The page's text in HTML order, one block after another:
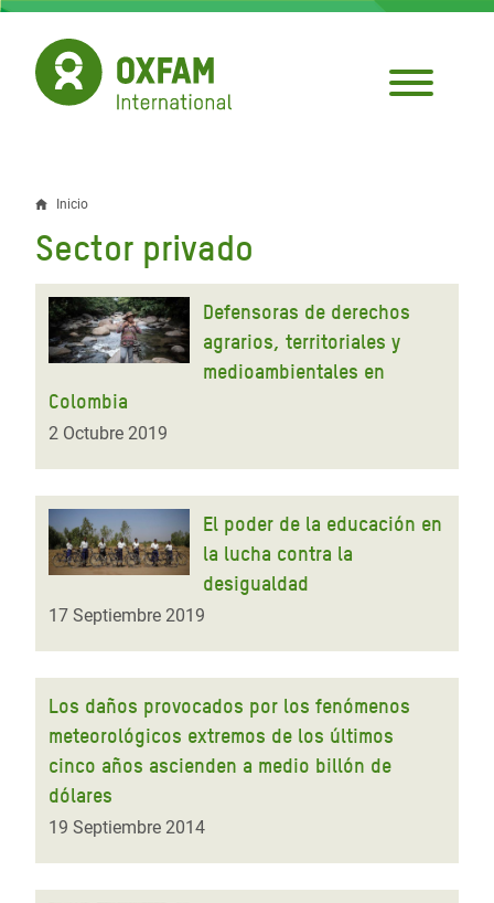
Pasar
contenido
principal
Sobrescribir
enlaces
de
ayuda
la
Inicio
Sector privado
Defensoras de derechos
agrarios, territoriales y
medioambientales en
Colombia
2 Octubre 2019
El poder de la educación en
la lucha contra la
desigualdad
17 Septiembre 2019
Los daños provocados por los fenómenos
meteorológicos extremos de los últimos
cinco años ascienden a medio billón de
dólares
19 Septiembre 2014